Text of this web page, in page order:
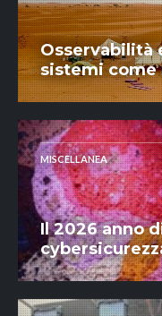
Osservabilità
sistemi come
MISCELLANEA
Il 2026 anno